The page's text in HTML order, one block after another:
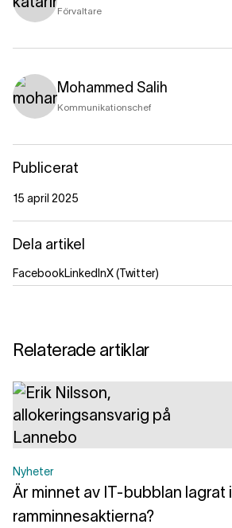
Förvaltare
Mohammed Salih
Kommunikationschef
Publicerat
15 april 2025
Dela artikel
FacebookLinkedInX (Twitter)
Relaterade artiklar
Nyheter
Är minnet av IT-bubblan lagrat i
ramminnesaktierna?